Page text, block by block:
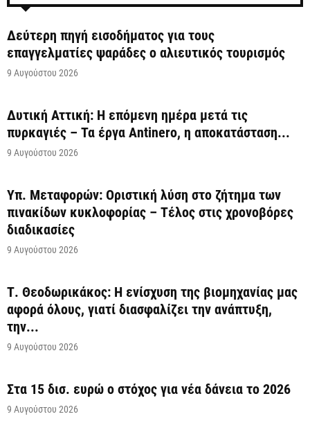
Δεύτερη πηγή εισοδήματος για τους
επαγγελματίες ψαράδες ο αλιευτικός τουρισμός
9 Αυγούστου 2026
Δυτική Αττική: Η επόμενη ημέρα μετά τις
πυρκαγιές – Τα έργα Antinero, η αποκατάσταση...
9 Αυγούστου 2026
Υπ. Μεταφορών: Οριστική λύση στο ζήτημα των
πινακίδων κυκλοφορίας – Τέλος στις χρονοβόρες
διαδικασίες
9 Αυγούστου 2026
Τ. Θεοδωρικάκος: Η ενίσχυση της βιομηχανίας μας
αφορά όλους, γιατί διασφαλίζει την ανάπτυξη,
την...
9 Αυγούστου 2026
Στα 15 δισ. ευρώ ο στόχος για νέα δάνεια το 2026
9 Αυγούστου 2026